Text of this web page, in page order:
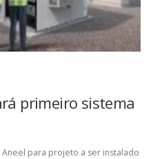
primeiro sistema
para projeto a ser instalado